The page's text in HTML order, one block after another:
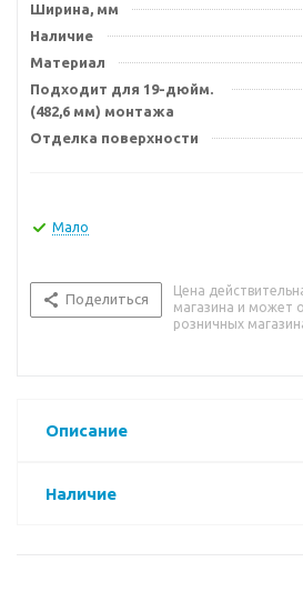
Ширина, мм
Наличие
Материал
Подходит для 19-дюйм.
(482,6 мм) монтажа
Отделка поверхности
Мало
Поделиться
Цена
магазина и может
розничных
Описание
Наличие